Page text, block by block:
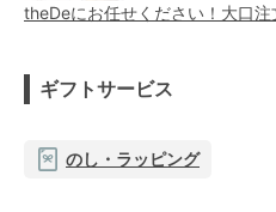
theDeにお任せください！大口
ギフトサービス
のし・ラッピング